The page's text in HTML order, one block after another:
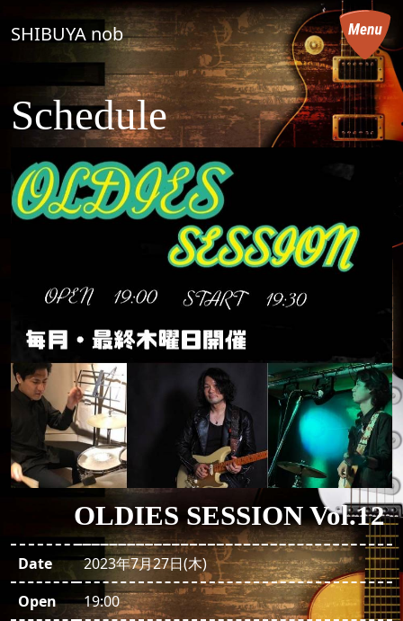
コンテンツへスキップ
メインナビゲーション
SHIBUYA nob
Schedule
OLDIES SESSION Vol.12
Date
2023年7月27日(木)
Open
19:00